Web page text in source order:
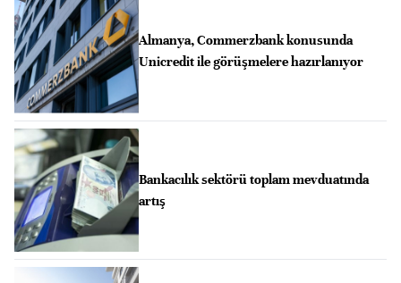
Almanya, Commerzbank konusunda
Unicredit ile görüşmelere hazırlanıyor
Bankacılık sektörü toplam mevduatında
artış